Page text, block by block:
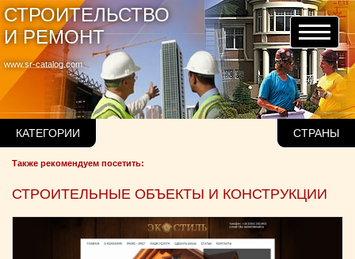
www.sr-catalog.com
СТРОИТЕЛЬСТВО
И РЕМОНТ
КАТЕГОРИИ СТРАНЫ
Также рекомендуем посетить:
СТРОИТЕЛЬНЫЕ ОБЪЕКТЫ И КОНСТРУКЦИИ